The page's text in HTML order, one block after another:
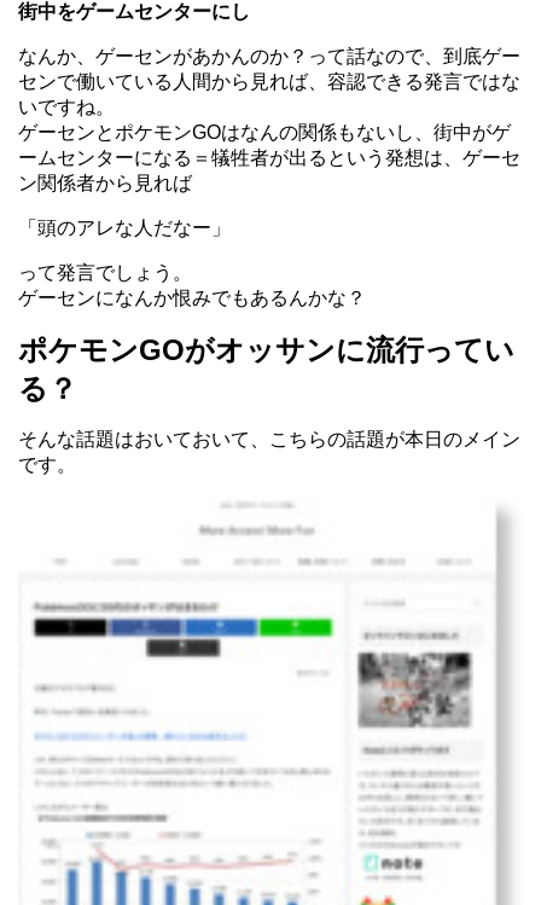
街中をゲームセンターにし
なんか、ゲーセンがあかんのか？って話なので、到底ゲー
センで働いている人間から見れば、容認できる発言ではな
いですね。
ゲーセンとポケモンGOはなんの関係もないし、街中がゲ
ームセンターになる＝犠牲者が出るという発想は、ゲーセ
ン関係者から見れば
「頭のアレな人だなー」
って発言でしょう。
ゲーセンになんか恨みでもあるんかな？
ポケモンGOがオッサンに流行ってい
る？
そんな話題はおいておいて、こちらの話題が本日のメイン
です。